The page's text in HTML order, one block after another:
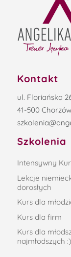
Kontakt
ul. Floriańska
41-500 Chorzów
Szkolenia
Intensywny
Lekcje
dorosłych
Kurs dla
Kurs dla firm
Kurs dla
najmłodszych :)